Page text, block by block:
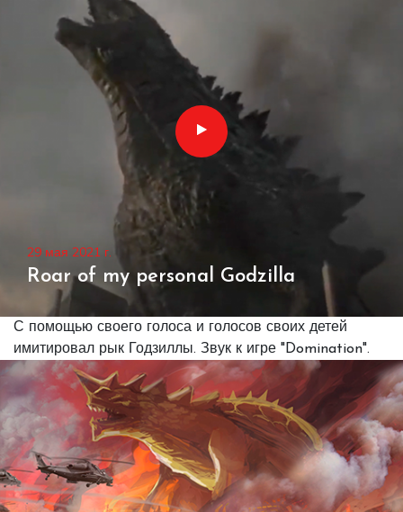
29 мая 2021 г.
Roar of my personal Godzilla
С помощью своего голоса и голосов своих детей
имитировал рык Годзиллы. Звук к игре "Domination".